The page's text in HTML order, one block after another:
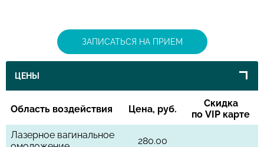
ЗАПИСАТЬСЯ НА ПРИЕМ
ЦЕНЫ
Область воздействия Цена, руб.
Скидка
по VIP карте
Лазерное вагинальное
280.00